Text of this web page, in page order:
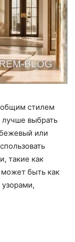
общим стилем
лучше выбрать
или
такие как
быть как